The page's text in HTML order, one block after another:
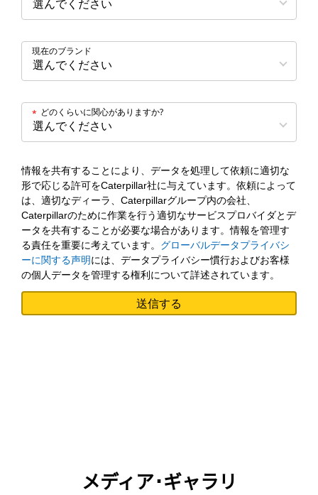
現在のブランド
どのくらいに関心がありますか?
*
情報を共有することにより、データを処理して依頼に適切な
形で応じる許可をCaterpillar社に与えています。依頼によって
は、適切なディーラ、Caterpillarグループ内の会社、
Caterpillarのために作業を行う適切なサービスプロバイダとデ
ータを共有することが必要な場合があります。情報を管理す
る責任を重要に考えています。 グローバルデータプライバシ
ーに関する声明には、データプライバシー慣行およびお客様
の個人データを管理する権利について詳述されています。
メディア･ギャラリ